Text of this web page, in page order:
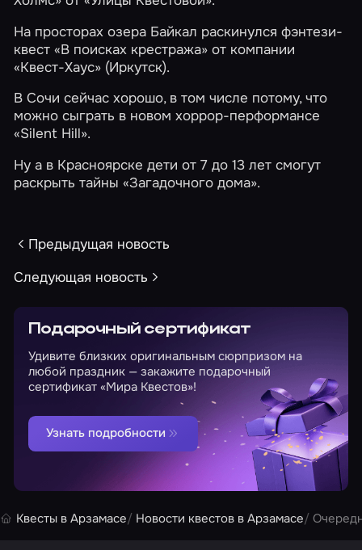
На просторах озера Байкал раскинулся фэнтези-
квест«В поисках крестража» от компании
«Квест-Хаус» (Иркутск).
В Сочи сейчас хорошо, в том числе потому, что
можно сыграть в новом хоррор-перформансе
«Silent Hill».
Ну а в Красноярске дети от 7 до 13 лет смогут
раскрыть тайны«Загадочного дома».
Предыдущая новость
Следующая новость
Подарочный сертификат
Удивите близких оригинальным сюрпризом на
любой праздник — закажите подарочный
сертификат «Мира Квестов»!
Узнать подробности
Квесты в Арзамасе Новости квестов в Арзамасе